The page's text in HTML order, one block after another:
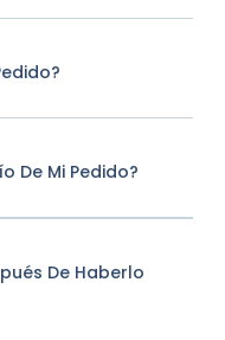
De Mi Pedido?
De Haberlo